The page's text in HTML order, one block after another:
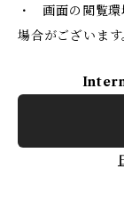
・ 画面の閲覧環
場合がございます